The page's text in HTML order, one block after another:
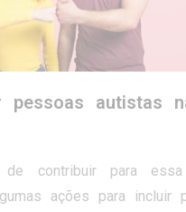
pessoas autistas
contribuir para essa
ações para incluir